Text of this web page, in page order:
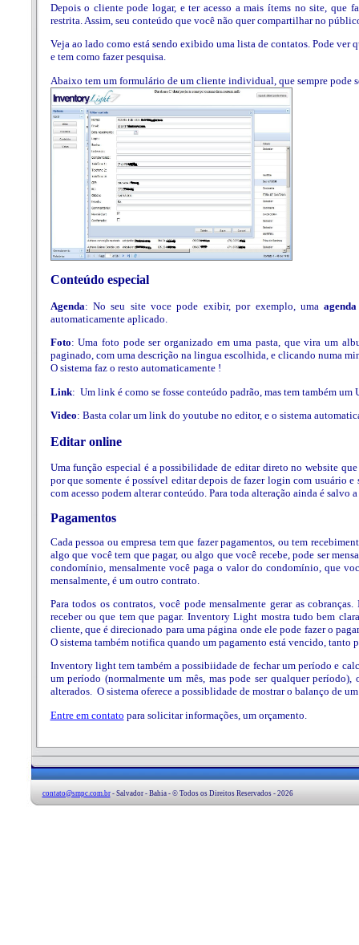
Depois o cliente pode logar, e ter acesso a mais ítems no site, que
restrita. Assim, seu conteúdo que você não quer compartilhar no
Veja ao lado como está sendo exibido uma lista de contatos. Pode ver
e tem como fazer pesquisa.
Abaixo tem um formulário de um cliente individual, que sempre pode
Conteúdo especial
Agenda: No seu site voce pode exibir, por exemplo, umaagenda
automaticamente aplicado.
Foto: Uma foto pode ser organizado em uma pasta, que vira um
paginado, com uma descrição na lingua escolhida, e clicando numa
O sistema faz o resto automaticamente !
Link: Um link é como se fosse conteúdo padrão, mas tem também
Video: Basta colar um link do youtube no editor, e o sistema
Editar online
Uma função especial é a possibilidade de editar direto no website
por que somente é possível editar depois de fazer login com usuário
com acesso podem alterar conteúdo. Para toda alteração ainda é salvo
Pagamentos
Cada pessoa ou empresa tem que fazer pagamentos, ou tem
algo que você tem que pagar, ou algo que você recebe, pode ser
condomínio, mensalmente você paga o valor do condomínio, que
mensalmente, é um outro contrato.
Para todos os contratos, você pode mensalmente gerar as
receber ou que tem que pagar. Inventory Light mostra tudo bem
cliente, que é direcionado para uma página onde ele pode fazer o
O sistema também notifica quando um pagamento está vencido, tanto
Inventory light tem também a possibiidade de fechar um período e
um período (normalmente um mês, mas pode ser qualquer
alterados. O sistema oferece a possiblidade de mostrar o balanço de
Entre em contato para solicitar informações, um orçamento.
contato@smpc.com.br- Salvador - Bahia - © Todos os Direitos Reservados - 2026